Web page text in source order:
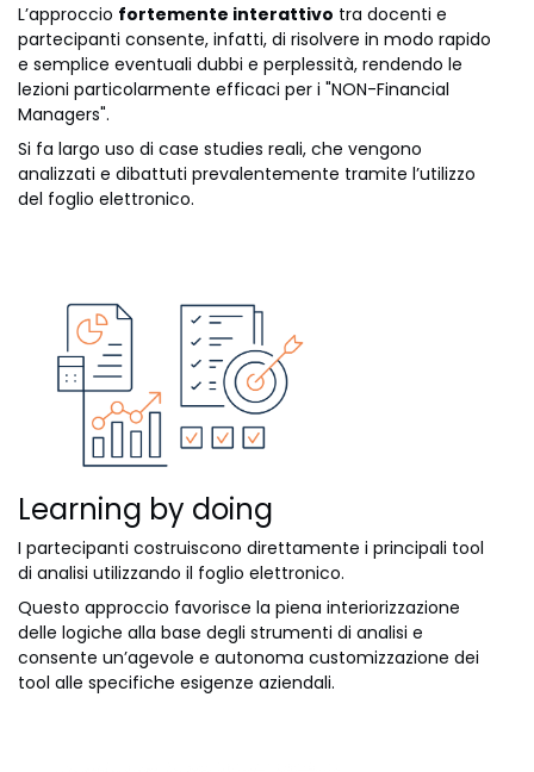
L’approccio fortemente interattivo tra docenti e
partecipanti consente, infatti, di risolvere in modo rapido
e semplice eventuali dubbi e perplessità, rendendo le
lezioni particolarmente efficaci per i "NON-Financial
Managers".
Si fa largo uso di case studies reali, che vengono
analizzati e dibattuti prevalentemente tramite l’utilizzo
del foglio elettronico.
Learning by doing
I partecipanti costruiscono direttamente i principali tool
di analisi utilizzando il foglio elettronico.
Questo approccio favorisce la piena interiorizzazione
delle logiche alla base degli strumenti di analisi e
consente un’agevole e autonoma customizzazione dei
tool alle specifiche esigenze aziendali.